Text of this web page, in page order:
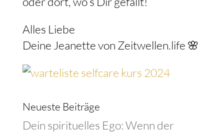
Alles Liebe
Deine Jeanette von Zeitwellen.life 🌸
Neueste Beiträge
Dein spirituelles Ego: Wenn der